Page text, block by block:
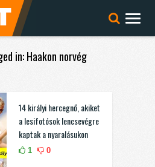
in: Haakon norvég
14 királyi hercegnő, akiket
a lesifotósok lencsevégre
kaptak a nyaralásukon
1 0